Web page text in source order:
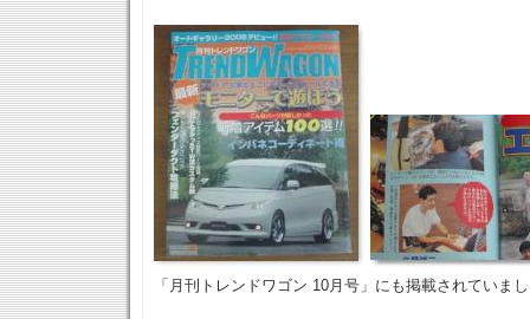
「月刊トレンドワゴン 10月号」にも掲載されていま